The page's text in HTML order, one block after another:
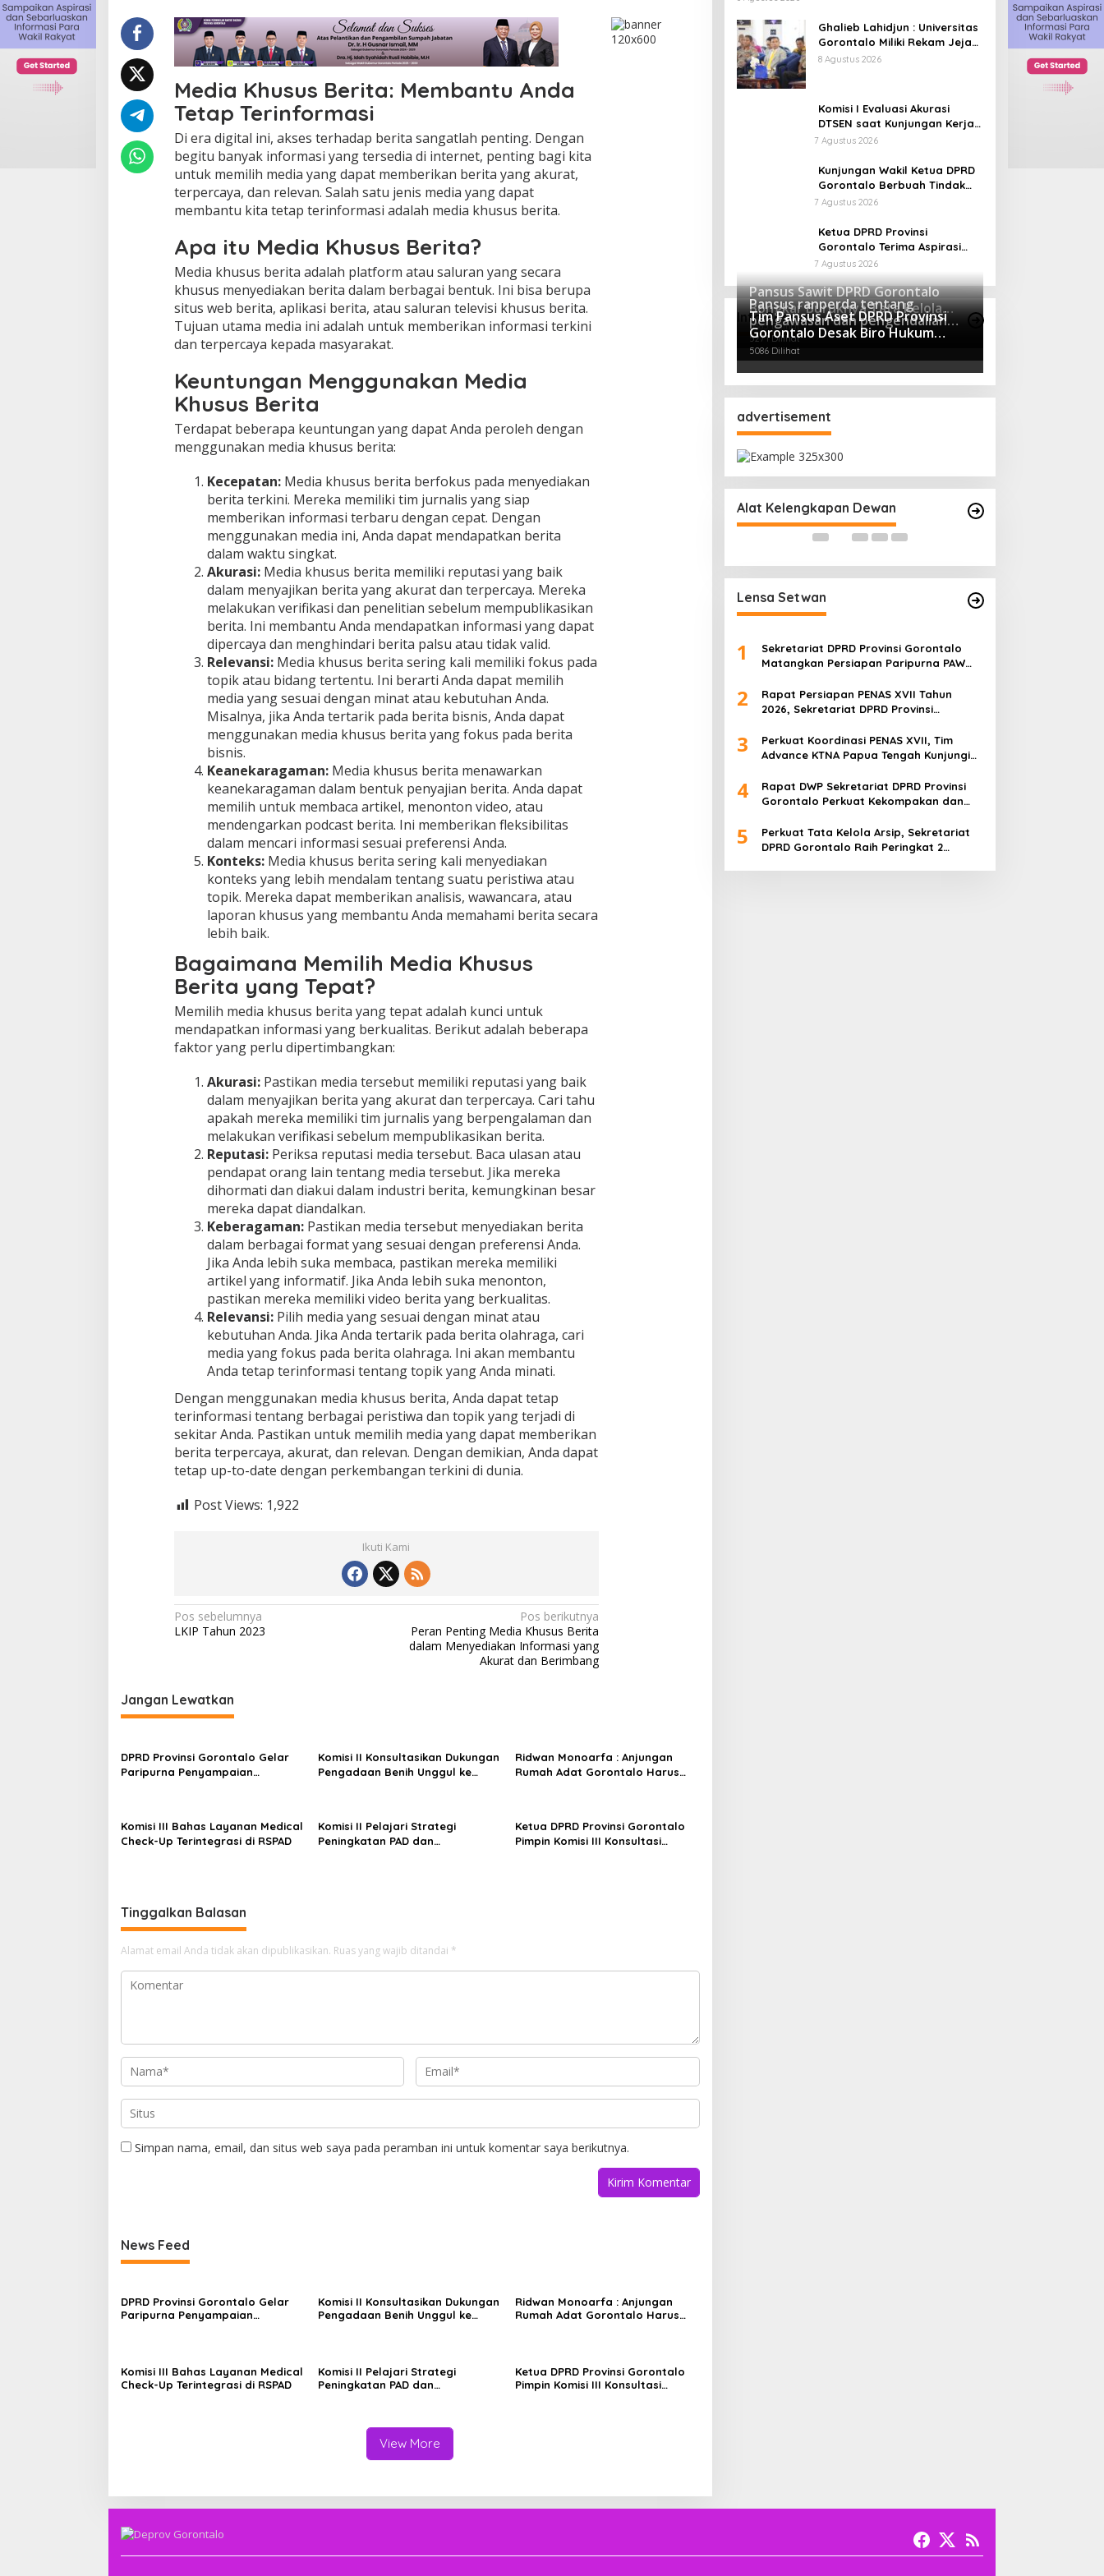
B
r
i
a
:
M
e
m
b
n
t
d
a
T
t
a
T
e
r
n
f
r
m
s
i
Media Khusus Berita: Membantu Anda
Tetap Terinformasi
Di era digital ini, akses terhadap berita sangatlah penting. Dengan
begitu banyak informasi yang tersedia di internet, penting bagi kita
untuk memilih media yang dapat memberikan berita yang akurat,
terpercaya, dan relevan. Salah satu jenis media yang dapat
membantu kita tetap terinformasi adalah media khusus berita.
Apa itu Media Khusus Berita?
Media khusus berita adalah platform atau saluran yang secara
khusus menyediakan berita dalam berbagai bentuk. Ini bisa berupa
situs web berita, aplikasi berita, atau saluran televisi khusus berita.
Tujuan utama media ini adalah untuk memberikan informasi terkini
dan terpercaya kepada masyarakat.
Keuntungan Menggunakan Media
Khusus Berita
Terdapat beberapa keuntungan yang dapat Anda peroleh dengan
menggunakan media khusus berita:
Kecepatan:Media khusus berita berfokus pada menyediakan
berita terkini. Mereka memiliki tim jurnalis yang siap
memberikan informasi terbaru dengan cepat. Dengan
menggunakan media ini, Anda dapat mendapatkan berita
dalam waktu singkat.
Akurasi:Media khusus berita memiliki reputasi yang baik
dalam menyajikan berita yang akurat dan terpercaya. Mereka
melakukan verifikasi dan penelitian sebelum mempublikasikan
berita. Ini membantu Anda mendapatkan informasi yang dapat
dipercaya dan menghindari berita palsu atau tidak valid.
Relevansi:Media khusus berita sering kali memiliki fokus pada
topik atau bidang tertentu. Ini berarti Anda dapat memilih
media yang sesuai dengan minat atau kebutuhan Anda.
Misalnya, jika Anda tertarik pada berita bisnis, Anda dapat
menggunakan media khusus berita yang fokus pada berita
bisnis.
Keanekaragaman:Media khusus berita menawarkan
keanekaragaman dalam bentuk penyajian berita. Anda dapat
memilih untuk membaca artikel, menonton video, atau
mendengarkan podcast berita. Ini memberikan fleksibilitas
dalam mencari informasi sesuai preferensi Anda.
Konteks:Media khusus berita sering kali menyediakan
konteks yang lebih mendalam tentang suatu peristiwa atau
topik. Mereka dapat memberikan analisis, wawancara, atau
laporan khusus yang membantu Anda memahami berita secara
lebih baik.
Bagaimana Memilih Media Khusus
Berita yang Tepat?
Memilih media khusus berita yang tepat adalah kunci untuk
mendapatkan informasi yang berkualitas. Berikut adalah beberapa
faktor yang perlu dipertimbangkan:
Akurasi:Pastikan media tersebut memiliki reputasi yang baik
dalam menyajikan berita yang akurat dan terpercaya. Cari tahu
apakah mereka memiliki tim jurnalis yang berpengalaman dan
melakukan verifikasi sebelum mempublikasikan berita.
Reputasi:Periksa reputasi media tersebut. Baca ulasan atau
pendapat orang lain tentang media tersebut. Jika mereka
dihormati dan diakui dalam industri berita, kemungkinan besar
mereka dapat diandalkan.
Keberagaman:Pastikan media tersebut menyediakan berita
dalam berbagai format yang sesuai dengan preferensi Anda.
Jika Anda lebih suka membaca, pastikan mereka memiliki
artikel yang informatif. Jika Anda lebih suka menonton,
pastikan mereka memiliki video berita yang berkualitas.
Relevansi:Pilih media yang sesuai dengan minat atau
kebutuhan Anda. Jika Anda tertarik pada berita olahraga, cari
media yang fokus pada berita olahraga. Ini akan membantu
Anda tetap terinformasi tentang topik yang Anda minati.
Dengan menggunakan media khusus berita, Anda dapat tetap
terinformasi tentang berbagai peristiwa dan topik yang terjadi di
sekitar Anda. Pastikan untuk memilih media yang dapat memberikan
berita terpercaya, akurat, dan relevan. Dengan demikian, Anda dapat
tetap up-to-date dengan perkembangan terkini di dunia.
Post Views: 1,922
Ikuti Kami
N
a
i
g
s
i
o
s
Pos sebelumnya
LKIP Tahun 2023
Pos berikutnya
Peran Penting Media Khusus Berita
dalam Menyediakan Informasi yang
Akurat dan Berimbang
Jangan Lewatkan
DPRD Provinsi Gorontalo Gelar
Paripurna Penyampaian
Komisi II Konsultasikan Dukungan
Pengadaan Benih Unggul ke
Ridwan Monoarfa : Anjungan
Rumah Adat Gorontalo Harus
Komisi III Bahas Layanan Medical
Check-Up Terintegrasi di RSPAD
Komisi II Pelajari Strategi
Peningkatan PAD dan
Ketua DPRD Provinsi Gorontalo
Pimpin Komisi III Konsultasi
Tinggalkan Balasan
Alamat email Anda tidak akan dipublikasikan. Ruas yang wajib ditandai *
Simpan nama, email, dan situs web saya pada peramban ini untuk komentar saya berikutnya.
News Feed
DPRD Provinsi Gorontalo Gelar
Paripurna Penyampaian
Komisi II Konsultasikan Dukungan
Pengadaan Benih Unggul ke
Ridwan Monoarfa : Anjungan
Rumah Adat Gorontalo Harus
Komisi III Bahas Layanan Medical
Check-Up Terintegrasi di RSPAD
Komisi II Pelajari Strategi
Peningkatan PAD dan
Ketua DPRD Provinsi Gorontalo
Pimpin Komisi III Konsultasi
View More
Ghalieb Lahidjun : Universitas
Gorontalo Miliki Rekam Jejak
Perjuangan yang Teruji
8 Agustus 2026
Komisi I Evaluasi Akurasi
DTSEN saat Kunjungan Kerja
di Desa Batu Hijau
7 Agustus 2026
Kunjungan Wakil Ketua DPRD
Gorontalo Berbuah Tindak
Lanjut Cepat, Dinsos Provinsi
Gorut
7 Agustus 2026
Ketua DPRD Provinsi
Gorontalo Terima Aspirasi
Terkait Program Tulabolo
Pinogu, Tegaskan Komitmen
Pengawalan Hingga Tuntas
7 Agustus 2026
Info Pansus
Pansus Sawit DPRD Gorontalo
Bongkar Buruknya Tata Kelola
Koperasi dan Operasi Ilegal
Perusahaan
5385 Dilihat
Pansus ranperda tentang
pengawasan dan pengendalian
Minuman Beralkohol kunjungi
Polres Boalemo
5271 Dilihat
Tim Pansus Aset DPRD Provinsi
Gorontalo Desak Biro Hukum
Tingkatkan Literasi dan Mitigasi
Resiko Hukum Terkait Aset
Daerah
5086 Dilihat
advertisement
Alat Kelengkapan Dewan
Akurat, Komisi I DPRD Gorontalo
Tinjau Lokasi PT Trans Continent.
Di Berita, Komisi I DPRD
Ghalieb Lahidjun : Universitas
Gorontalo Miliki Rekam Jejak
Perjuangan yang Teruji
Di Berita | 8 Agustus 2026
saat Kunjungan
Lensa Setwan
1
Sekretariat DPRD Provinsi Gorontalo
Matangkan Persiapan Paripurna PAW
2
Rapat Persiapan PENAS XVII Tahun
2026, Sekretariat DPRD Provinsi
Pembagian Tugas
3
Perkuat Koordinasi PENAS XVII, Tim
Advance KTNA Papua Tengah Kunjungi
4
Rapat DWP Sekretariat DPRD Provinsi
Gorontalo Perkuat Kekompakan dan
5
Perkuat Tata Kelola Arsip, Sekretariat
DPRD Gorontalo Raih Peringkat 2